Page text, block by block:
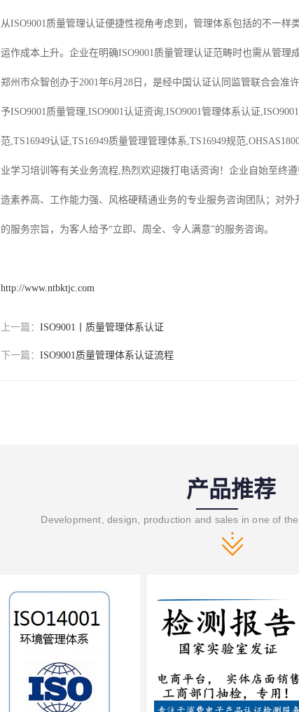
从ISO9001质量管理认证便捷性视角考虑到，管理体系包括的不一
运作成本上升。企业在明确ISO9001质量管理认证范畴时也需从管理
郑州市众智创办于2001年6月28日，是经中国认证认同监管联合会准
予ISO9001质量管理,ISO9001认证资询,ISO9001管理体系认证
范,TS16949认证,TS16949质量管理管理体系,TS16949规范
业学习培训等有关业务流程,热烈欢迎拨打电话资询！企业自始至终
造素养高、工作能力强、风格硬精通业务的专业服务咨询团队；对
的服务宗旨，为客人给予“立即、周全、令人满意”的服务咨询。
http://www.ntbktjc.com
上一篇： ISO9001丨质量管理体系认证
下一篇： ISO9001质量管理体系认证流程
产品推荐
Development, design, production and sales in one of